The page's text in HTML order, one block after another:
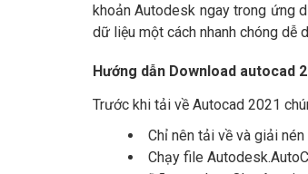
khoản Autodesk ngay trong ứng
dữ liệu một cách nhanh chóng dễ
Hướng dẫn Download autocad
Trước khi tải về Autocad 2021
Chỉ nên tải về và giải
Chạy file